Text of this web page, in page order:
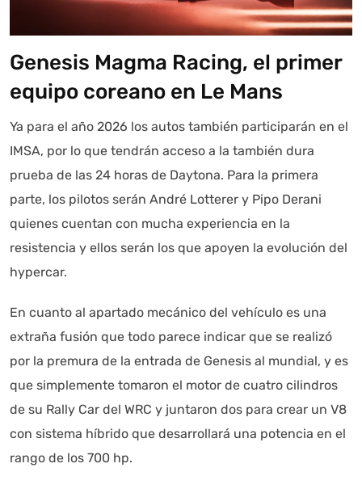
Genesis Magma Racing, el primer
equipo coreano en Le Mans
Ya para el año 2026 los autos también participarán en el
IMSA, por lo que tendrán acceso a la también dura
prueba de las 24 horas de Daytona. Para la primera
parte, los pilotos serán André Lotterer y Pipo Derani
quienes cuentan con mucha experiencia en la
resistencia y ellos serán los que apoyen la evolución del
hypercar.
En cuanto al apartado mecánico del vehículo es una
extraña fusión que todo parece indicar que se realizó
por la premura de la entrada de Genesis al mundial, y es
que simplemente tomaron el motor de cuatro cilindros
de su Rally Car del WRC y juntaron dos para crear un V8
con sistema híbrido que desarrollará una potencia en el
rango de los 700 hp.